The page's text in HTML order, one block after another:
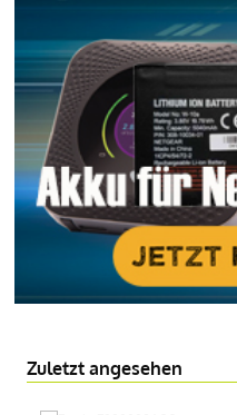
Zuletzt angesehen